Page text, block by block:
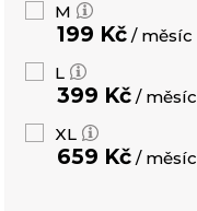
M
199 Kč/ měsíc
L
399 Kč/ měsíc
XL
659 Kč/ měsíc